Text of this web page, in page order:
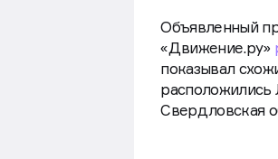
Объявленный
«Движение.ру»
показывал
расположились
Свердловская